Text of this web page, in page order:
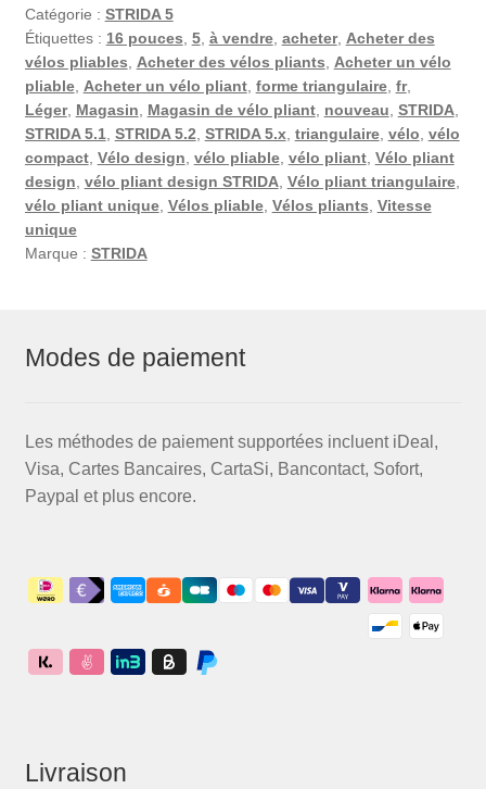
Catégorie : STRIDA 5
Étiquettes : 16 pouces 5, à vendre, acheter, Acheter des
vélos pliables
Acheter des vélos pliants
Acheter un vélo
pliable, Acheter un vélo pliant, forme triangulaire, fr,
Léger, Magasin Magasin de vélo pliant, nouveau STRIDA,
STRIDA 5.1 STRIDA 5.2 STRIDA 5.x, triangulaire, vélo vélo
compact, Vélo design vélo pliable, vélo pliant, Vélo pliant
design vélo pliant design STRIDA, Vélo pliant triangulaire,
vélo pliant unique, Vélos pliable, Vélos pliants Vitesse
unique
Marque : STRIDA
Modes de paiement
Les méthodes de paiement supportées incluent iDeal,
Visa, Cartes Bancaires, CartaSi, Bancontact, Sofort,
Paypal et plus encore.
Livraison